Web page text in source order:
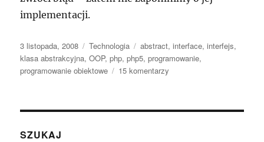
implementacji.
Data
publikacji
3 listopada, 2008 Kategorie
Technologia Tagi
abstract,interface,interfejs,
klasa abstrakcyjna,OOP,php,php5,programowanie,
programowanie obiektowe
15 komentarzy
klasa
SZUKAJ